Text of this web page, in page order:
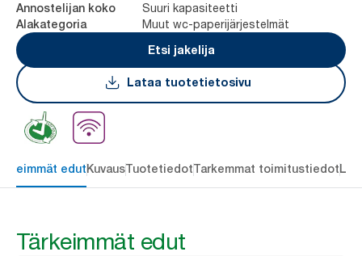
Annostelijan koko Suuri kapasiteetti
Alakategoria
Muut wc-paperijärjestelmät
Etsi jakelija
Lataa tuotetietosivu
edutKuvausTuotetiedotTarkemmat toimitustiedot
Tärkeimmät edut